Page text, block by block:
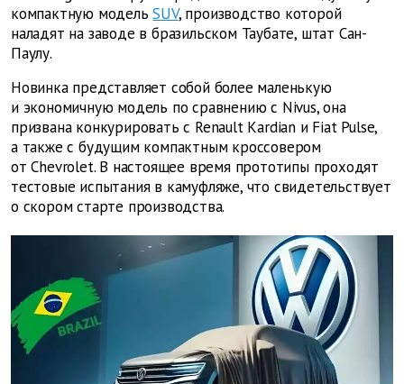
компактную модель SUV, производство которой
наладят на заводе в бразильском Таубате, штат Сан-
Паулу.
Новинка представляет собой более маленькую
и экономичную модель по сравнению с Nivus, она
призвана конкурировать с Renault Kardian и Fiat Pulse,
а также с будущим компактным кроссовером
от Chevrolet. В настоящее время прототипы проходят
тестовые испытания в камуфляже, что свидетельствует
о скором старте производства.